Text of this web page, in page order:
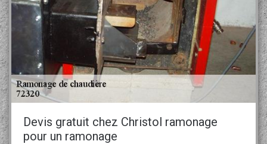
Devis gratuit chez Christol ramonage
pour un ramonage